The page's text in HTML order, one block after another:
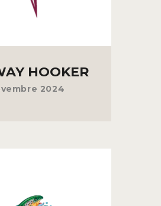
HOOKER
2024